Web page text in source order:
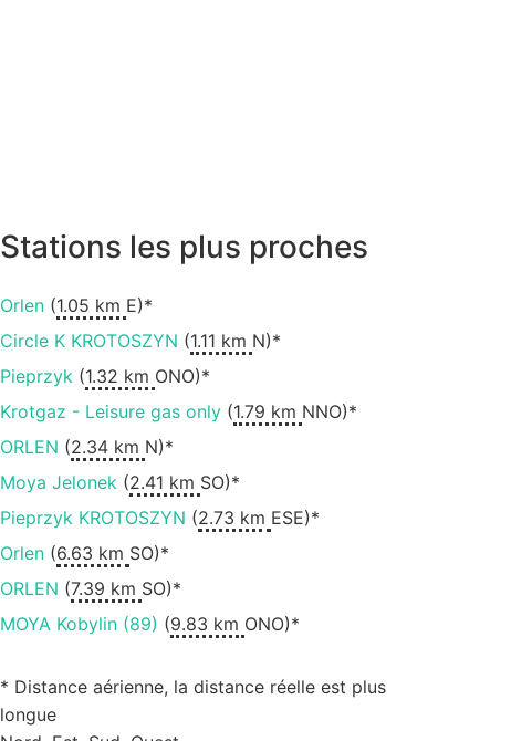
Stations les plus proches
Orlen(1.05 km E)*
Circle K KROTOSZYN (1.11 km N)*
Pieprzyk(1.32 km ONO)*
Krotgaz - Leisure gas only(1.79 km NNO)*
ORLEN (2.34 km N)*
Moya Jelonek(2.41 km SO)*
Pieprzyk KROTOSZYN (2.73 km ESE)*
Orlen(6.63 km SO)*
ORLEN (7.39 km SO)*
MOYA Kobylin (89) (9.83 km ONO)*
* Distance aérienne, la distance réelle est plus
longue